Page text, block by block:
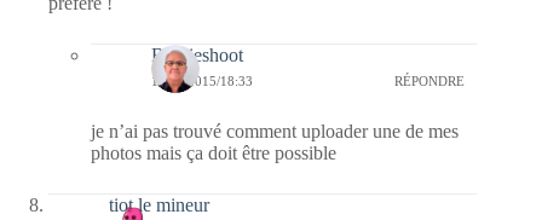
Bernieshoot
17/03/2015/18:33 RÉPONDRE
je n’ai pas trouvé comment uploader une de mes
photos mais ça doit être possible
tiot le mineur